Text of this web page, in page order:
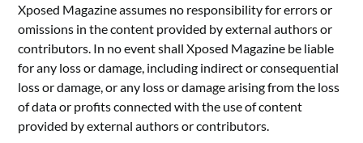
Xposed Magazine assumes no responsibility for errors or
omissions in the content provided by external authors or
contributors. In no event shall Xposed Magazine be liable
for any loss or damage, including indirect or consequential
loss or damage, or any loss or damage arising from the loss
of data or profits connected with the use of content
provided by external authors or contributors.